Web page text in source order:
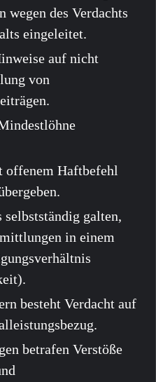
wegen des Verdachts
eingeleitet.
auf nicht
von
offenem Haftbefehl
selbstständig galten,
in einem
besteht Verdacht auf
betrafen Verstöße